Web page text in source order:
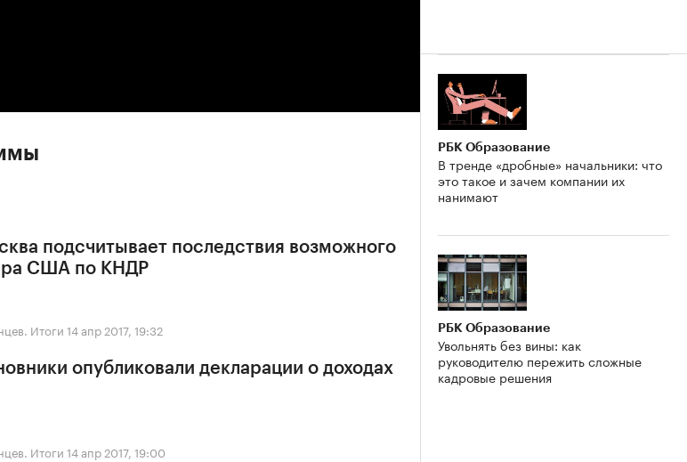
подсчитывает последствия возможного
США по КНДР
Итоги14 апр 2017, 19:32
опубликовали декларации о доходах
Итоги14 апр 2017, 19:00
РБК Образование
В тренде «дробные» начальники: что
это такое и зачем компании их
нанимают
РБК Образование
Увольнять без вины: как
руководителю пережить сложные
кадровые решения